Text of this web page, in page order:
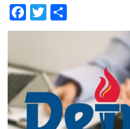
Facebook
Twitter